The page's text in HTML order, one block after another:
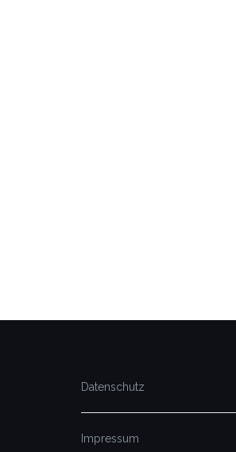
Datenschutz
Impressum